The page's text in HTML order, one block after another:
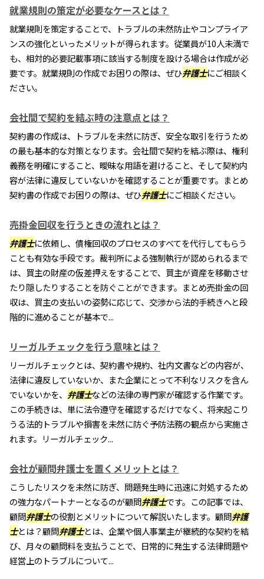
就業規則の策定が必要なケースとは？
就業規則を策定することで、トラブルの未然防止やコンプライア
ンスの強化といったメリットが得られます。従業員が10人未満で
も、相対的必要記載事項に該当する制度を設ける場合は作成が必
要です。就業規則の作成でお困りの際は、ぜひ弁護士にご相談く
ださい。
会社間で契約を結ぶ時の注意点とは？
契約書の作成は、トラブルを未然に防ぎ、安全な取引を行うため
の最も基本的な対策となります。会社間で契約を結ぶ際は、権利
義務を明確にすること、曖昧な用語を避けること、そして契約内
容が法律に違反していないかを確認することが重要です。まとめ
契約書の作成でお困りの際は、ぜひ弁護士にご相談ください。
売掛金回収を行うときの流れとは？
弁護士に依頼し、債権回収のプロセスのすべてを代行してもらう
ことも有効な手段です。裁判所による強制執行が認められるまで
は、買主の財産の仮差押えをすることで、買主が資産を移動させ
たり隠したりすることを防ぐことができます。まとめ売掛金の回
収は、買主の支払いの姿勢に応じて、交渉から法的手続きへと段
階的に進めることが基本で...
リーガルチェックを行う意味とは？
リーガルチェックとは、契約書や規約、社内文書などの内容が、
法律に違反していないか、また企業にとって不利なリスクを含ん
でいないかを、 弁護士などの法律の専門家が確認する作業です。
この手続きは、単に法令遵守を確認するだけでなく、将来起こり
うる法的トラブルや損害を未然に防ぐ予防法務の観点から実施さ
れます。リーガルチェック...
会社が顧問弁護士を置くメリットとは？
こうしたリスクを未然に防ぎ、問題発生時に迅速に対処するため
の強力なパートナーとなるのが顧問弁護士です。この記事では、
顧問弁護士の役割とメリットについて解説いたします。顧問弁護
士とは？顧問弁護士とは、企業や個人事業主が継続的な契約を結
び、月々の顧問料を支払うことで、日常的に発生する法律問題や
経営上のトラブルについて...